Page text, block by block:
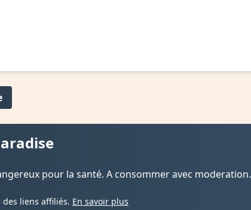
pour la santé. A consommer avec moderation.
des liens affiliés. En savoir plus